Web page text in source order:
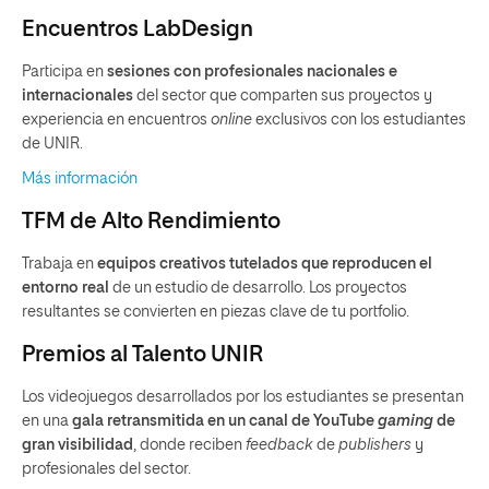
Encuentros LabDesign
Participa en sesiones con profesionales nacionales e
internacionales del sector que comparten sus proyectos y
experiencia en encuentros online exclusivos con los estudiantes
de UNIR.
Más información
TFM de Alto Rendimiento
Trabaja en equipos creativos tutelados que reproducen el
entorno real de un estudio de desarrollo. Los proyectos
resultantes se convierten en piezas clave de tu portfolio.
Premios al Talento UNIR
Los videojuegos desarrollados por los estudiantes se presentan
en una gala retransmitida en un canal de YouTube gaming de
gran visibilidad, donde reciben feedback de publishers y
profesionales del sector.